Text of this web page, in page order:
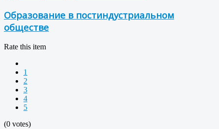
Образование в постиндустриальном
обществе
Rate this item
1
2
3
4
5
(0 votes)